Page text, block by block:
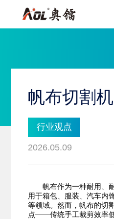
帆布切割机
行业观点
2026.05.09
帆布作为一种耐用、耐
用于箱包、服装、汽车内
等领域。然而，帆布的切
点——传统手工裁剪效率